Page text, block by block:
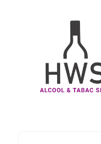
Accueil